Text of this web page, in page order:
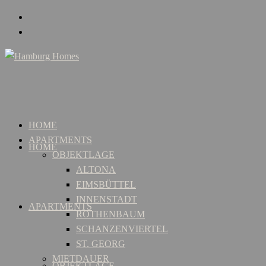
HOME
APARTMENTS
HOME
APARTMENTS
OBJEKTLAGE
ALTONA
EIMSBÜTTEL
INNENSTADT
ROTHENBAUM
SCHANZENVIERTEL
ST. GEORG
MIETDAUER